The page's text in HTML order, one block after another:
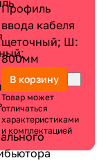
Профиль
ввода кабеля
щеточный; Ш:
800мм
В корзину
Товар может
отличаться
характеристиками
и комплектацией